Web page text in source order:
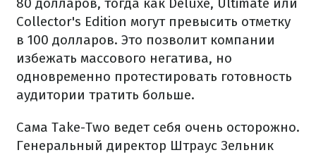
Collector's Edition могут превысить отметку
в 100 долларов. Это позволит компании
избежать массового негатива, но
одновременно протестировать готовность
аудитории тратить больше.
Сама Take-Two ведет себя очень осторожно.
Генеральный директор Штраус Зельник